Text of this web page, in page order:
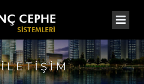
İLETIŞIM